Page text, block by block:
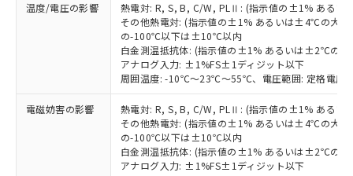
温度/電圧の影響
熱電対: R, S, B, C/W, PLⅡ: (指示値の±1% ある
その他熱電対: (指示値の±1% あるいは±4℃の大き
の-100℃以下は±10℃以内
白金測温抵抗体: (指示値の±1% あるいは±2℃の大
アナログ入力: ±1%FS±1ディジット以下
周囲温度: -10℃～23℃～55℃、電圧範囲: 定格電圧
電磁妨害の影響
熱電対: R, S, B, C/W, PLⅡ: (指示値の±1% ある
その他熱電対: (指示値の±1% あるいは±4℃の大き
の-100℃以下は±10℃以内
白金測温抵抗体: (指示値の±1% あるいは±2℃の大
アナログ入力: ±1%FS±1ディジット以下